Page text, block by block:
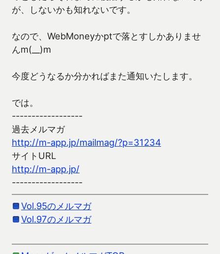
が、しないかも知れないです。
なので、WebMoneyかptで落とすしかありませ
んm(__)m
今度どうなるか分かればまた通知いたします。
では。
------------------
過去メルマガ
http://m-app.jp/mailmag/?p=31234
サイトURL
http://m-app.jp/
------------------
Vol.95のメルマガ
Vol.97のメルマガ